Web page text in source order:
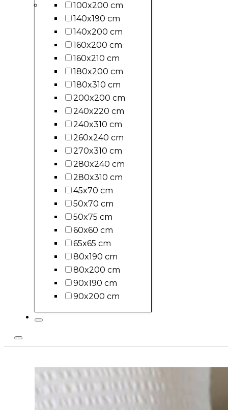
100x200 cm
140x190 cm
140x200 cm
160x200 cm
160x210 cm
180x200 cm
180x310 cm
200x200 cm
240x220 cm
240x310 cm
260x240 cm
270x310 cm
280x240 cm
280x310 cm
45x70 cm
50x70 cm
50x75 cm
60x60 cm
65x65 cm
80x190 cm
80x200 cm
90x190 cm
90x200 cm